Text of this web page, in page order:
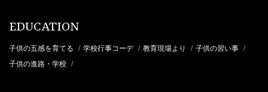
EDUCATION
子供の五感を育てる / 学校行事コーデ / 教育現場より / 子供の習い事 /
子供の進路・学校 /